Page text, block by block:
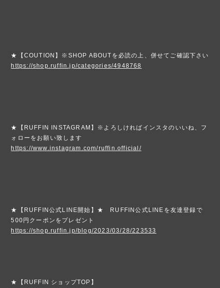
★【COUTION】※SHOP ABOUTを必読の上、併せてご確認下さい
https://shop.ruffin.jp/categories/4948768
★【RUFFIN INSTAGRAM】※よろしければインスタのいいね、フ
ォローをお願い致します
https://www.instagram.com/ruffin.official/
★【RUFFIN公式LINE開始】★ RUFFIN公式LINEを友達登録で
500円クーポンをプレゼント
https://shop.ruffin.jp/blog/2023/03/28/223533
★【RUFFIN ショップTOP】